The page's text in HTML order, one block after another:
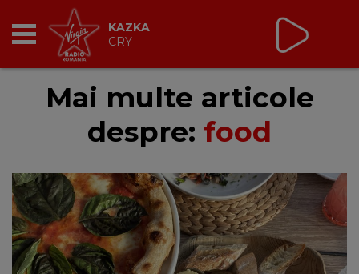
RADIO
BREAKFAST
TIC TALK
CÂȘTIGĂ
HOT 30
Weekend
08:00 - 12:00
Mai multe articole
despre: food